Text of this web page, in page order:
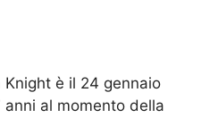
è il 24 gennaio
al momento della